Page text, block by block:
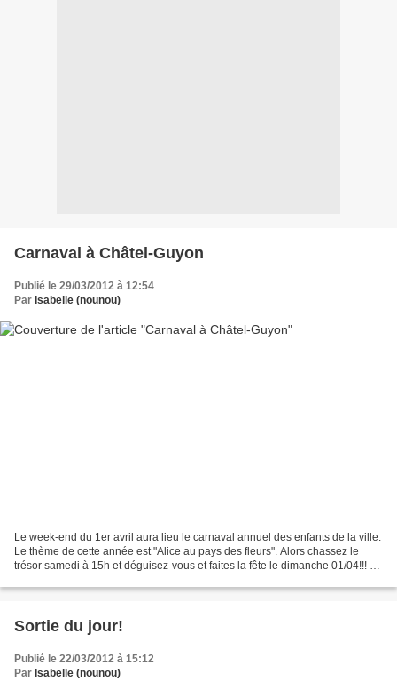
Carnaval à Châtel-Guyon
Publié le 29/03/2012 à 12:54
Par Isabelle (nounou)
Le week-end du 1er avril aura lieu le carnaval annuel des enfants de la ville.
Le thème de cette année est "Alice au pays des fleurs". Alors chassez le
trésor samedi à 15h et déguisez-vous et faites la fête le dimanche 01/04!!! Le
Sortie du jour!
Publié le 22/03/2012 à 15:12
Par Isabelle (nounou)